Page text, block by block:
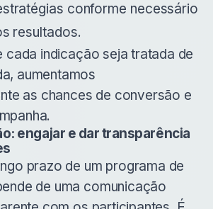
conforme necessário
resultados.
cada indicação seja tratada de
aumentamos
as chances de conversão e
engajar e dar transparência
prazo de um programa de
de uma comunicação